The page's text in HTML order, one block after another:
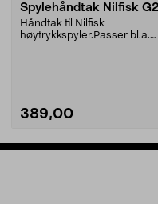
Spylehåndtak Nilfisk G2
Håndtak til Nilfisk
høytrykkspyler.Passer bl.a.
389,00